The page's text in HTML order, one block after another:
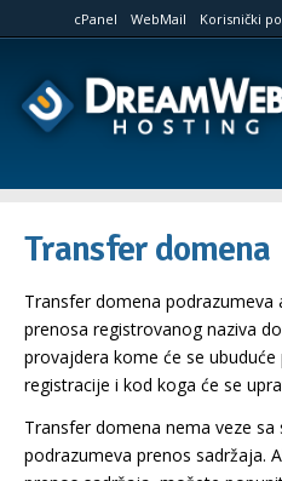
cPanel WebMail Korisnički
Transfer domena
Transfer domena podrazumeva
prenosa registrovanog naziva
provajdera kome će se
registracije i kod koga će se
Transfer domena nema veze
podrazumeva prenos sadržaja.